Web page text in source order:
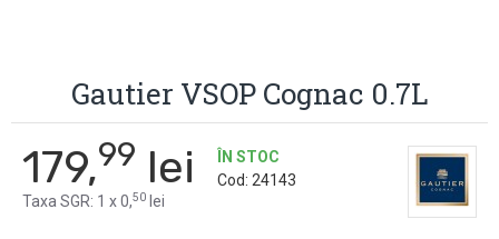
Gautier VSOP Cognac 0.7L
179,99 lei
Taxa SGR: 1 x 0,50 lei
ÎN STOC
Cod: 24143